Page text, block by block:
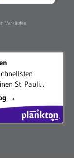
Verkäufen.
St. Pauli...
→